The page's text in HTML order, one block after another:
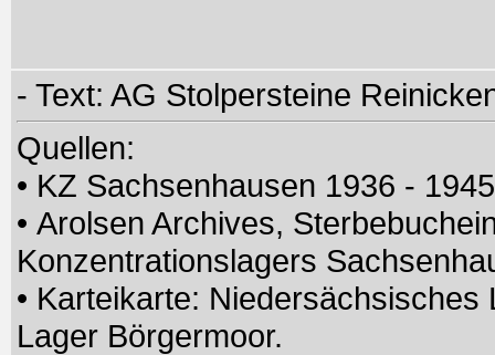
- Text: AG Stolpersteine
Quellen:
• KZ Sachsenhausen 1936 -
• Arolsen Archives,
Konzentrationslagers
• Karteikarte:
Lager Börgermoor.